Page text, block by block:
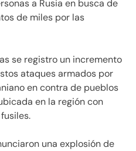
a Rusia en busca de
de miles por las
se registro un incremento
ataques armados por
en contra de pueblos
en la región con
una explosión de